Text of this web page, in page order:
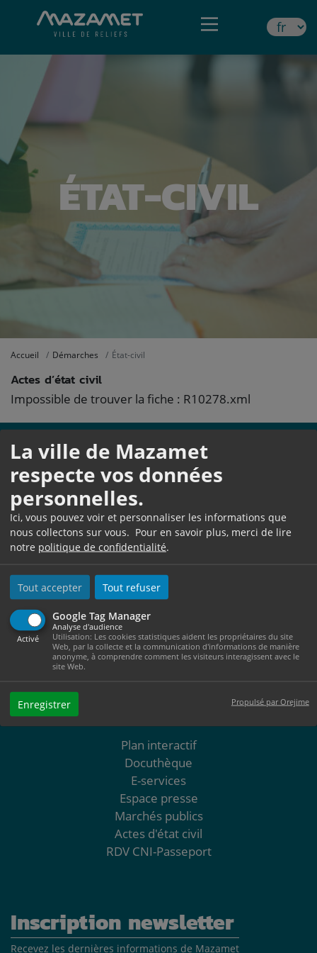
La ville de Mazamet
respecte vos données
personnelles.
Ici, vous pouvez voir et personnaliser les informations que
nous collectons sur vous. Pour en savoir plus, merci de lire
notre politique de confidentialité.
Tout accepter Tout refuser
Google Tag Manager
Activé
Analyse d'audience
Utilisation: Les cookies statistiques aident les propriétaires du site
Web, par la collecte et la communication d'informations de manière
anonyme, à comprendre comment les visiteurs interagissent avec le
site Web.
Enregistrer Propulsé par Orejime
ÉTAT-CIVIL
Accueil Démarches État-civil
Actes d’état civil
Impossible de trouver la fiche : R10278.xml
Hôtel de Ville
BP 545
81209 Mazamet Cedex
Du lundi au jeudi de 08h30 à 12h et de 13h30 à 17h30
Le vendredi de 8h30 à 12h et de 13h30 à 17h
Plan interactif
Docuthèque
E-services
Espace presse
Marchés publics
Actes d'état civil
RDV CNI-Passeport
Inscription newsletter
Recevez les dernières informations de Mazamet